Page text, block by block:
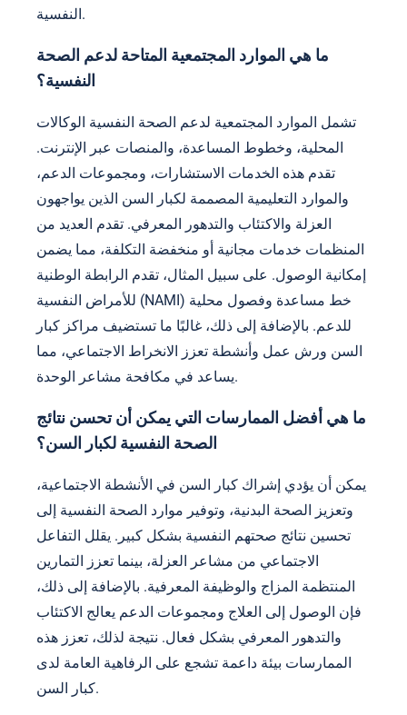
النفسية.
ما هي الموارد المجتمعية المتاحة لدعم الصحة
النفسية؟
تشمل الموارد المجتمعية لدعم الصحة النفسية الوكالات
المحلية، وخطوط المساعدة، والمنصات عبر الإنترنت.
تقدم هذه الخدمات الاستشارات، ومجموعات الدعم،
والموارد التعليمية المصممة لكبار السن الذين يواجهون
العزلة والاكتئاب والتدهور المعرفي. تقدم العديد من
المنظمات خدمات مجانية أو منخفضة التكلفة، مما يضمن
إمكانية الوصول. على سبيل المثال، تقدم الرابطة الوطنية
للأمراض النفسية (NAMI) خط مساعدة وفصول محلية
للدعم. بالإضافة إلى ذلك، غالبًا ما تستضيف مراكز كبار
السن ورش عمل وأنشطة تعزز الانخراط الاجتماعي، مما
يساعد في مكافحة مشاعر الوحدة.
ما هي أفضل الممارسات التي يمكن أن تحسن نتائج
الصحة النفسية لكبار السن؟
يمكن أن يؤدي إشراك كبار السن في الأنشطة الاجتماعية،
وتعزيز الصحة البدنية، وتوفير موارد الصحة النفسية إلى
تحسين نتائج صحتهم النفسية بشكل كبير. يقلل التفاعل
الاجتماعي من مشاعر العزلة، بينما تعزز التمارين
المنتظمة المزاج والوظيفة المعرفية. بالإضافة إلى ذلك،
فإن الوصول إلى العلاج ومجموعات الدعم يعالج الاكتئاب
والتدهور المعرفي بشكل فعال. نتيجة لذلك، تعزز هذه
الممارسات بيئة داعمة تشجع على الرفاهية العامة لدى
كبار السن.